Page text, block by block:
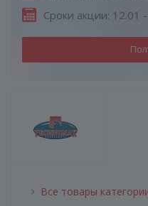
Сроки акции: 12.01
Все товары